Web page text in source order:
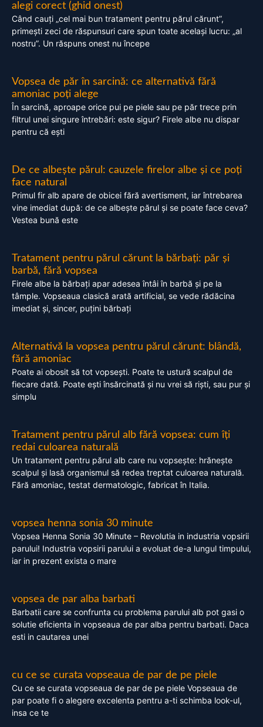
alegi corect (ghid onest)
Când cauți „cel mai bun tratament pentru părul cărunt”,
primești zeci de răspunsuri care spun toate același lucru: „al
nostru”. Un răspuns onest nu începe
Vopsea de păr în sarcină: ce alternativă fără
amoniac poți alege
În sarcină, aproape orice pui pe piele sau pe păr trece prin
filtrul unei singure întrebări: este sigur? Firele albe nu dispar
pentru că ești
De ce albește părul: cauzele firelor albe și ce poți
face natural
Primul fir alb apare de obicei fără avertisment, iar întrebarea
vine imediat după: de ce albește părul și se poate face ceva?
Vestea bună este
Tratament pentru părul cărunt la bărbați: păr și
barbă, fără vopsea
Firele albe la bărbați apar adesea întâi în barbă și pe la
tâmple. Vopseaua clasică arată artificial, se vede rădăcina
imediat și, sincer, puțini bărbați
Alternativă la vopsea pentru părul cărunt: blândă,
fără amoniac
Poate ai obosit să tot vopsești. Poate te ustură scalpul de
fiecare dată. Poate ești însărcinată și nu vrei să riști, sau pur și
simplu
Tratament pentru părul alb fără vopsea: cum îți
redai culoarea naturală
Un tratament pentru părul alb care nu vopsește: hrănește
scalpul și lasă organismul să redea treptat culoarea naturală.
Fără amoniac, testat dermatologic, fabricat în Italia.
vopsea henna sonia 30 minute
Vopsea Henna Sonia 30 Minute – Revolutia in industria vopsirii
parului! Industria vopsirii parului a evoluat de-a lungul timpului,
iar in prezent exista o mare
vopsea de par alba barbati
Barbatii care se confrunta cu problema parului alb pot gasi o
solutie eficienta in vopseaua de par alba pentru barbati. Daca
esti in cautarea unei
cu ce se curata vopseaua de par de pe piele
Cu ce se curata vopseaua de par de pe piele Vopseaua de
par poate fi o alegere excelenta pentru a-ti schimba look-ul,
insa ce te